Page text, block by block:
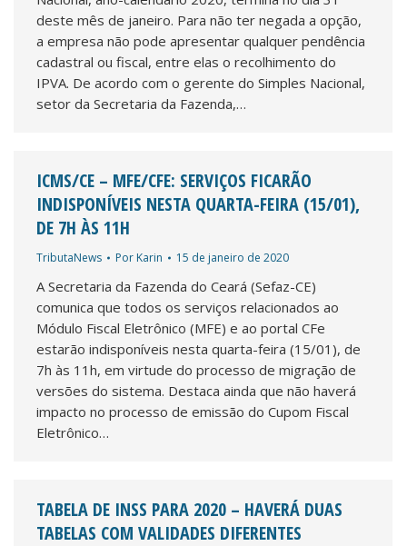
deste mês de janeiro. Para não ter negada a opção,
a empresa não pode apresentar qualquer pendência
cadastral ou fiscal, entre elas o recolhimento do
IPVA. De acordo com o gerente do Simples Nacional,
setor da Secretaria da Fazenda,…
ICMS/CE – MFE/CFE: SERVIÇOS FICARÃO I
NDISPONÍVEIS NESTA QUARTA-FEIRA (15/01), D
E 7H ÀS 11H
TributaNews Por Karin 15 de janeiro de 2020
A Secretaria da Fazenda do Ceará (Sefaz-CE)
comunica que todos os serviços relacionados ao
Módulo Fiscal Eletrônico (MFE) e ao portal CFe
estarão indisponíveis nesta quarta-feira (15/01), de
7h às 11h, em virtude do processo de migração de
versões do sistema. Destaca ainda que não haverá
impacto no processo de emissão do Cupom Fiscal
Eletrônico…
TABELA DE INSS PARA 2020 – HAVERÁ DUAS
TABELAS COM VALIDADES DIFERENTES